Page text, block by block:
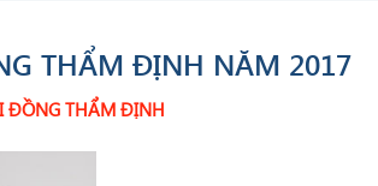
THẨM ĐỊNH NĂM 2017
ĐỒNG THẨM ĐỊNH